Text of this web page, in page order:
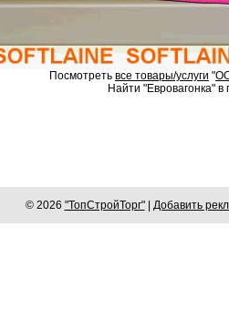
Посмотреть все товары/услуги "
Найти "Евровагонка" в
© 2026 "ТопСтройТорг"| Добавить